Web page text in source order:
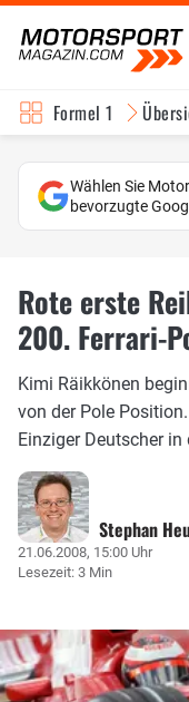
Formel 1
Wählen Sie
bevorzugte
Rote erste
200. Ferrari-
Kimi Räikkönen
von der Pole
Einziger Deutscher
Stephan
21.06.2008, 15:00 Uhr
Lesezeit: 3 Min